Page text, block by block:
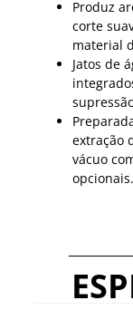
Produz
corte
material
Jatos de
extração
vácuo
opcionais.